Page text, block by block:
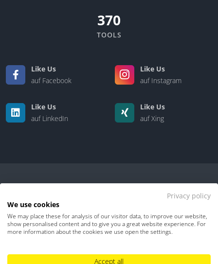
370
TOOLS
Like Us
auf Facebook
Like Us
auf Instagram
Like Us
auf LinkedIn
Like Us
auf Xing
Kontakt | Über uns
Impressum
Privacy policy
We use cookies
We may place these for analysis of our visitor data, to improve our website,
show personalised content and to give you a great website experience. For
more information about the cookies we use open the settings.
Accept all